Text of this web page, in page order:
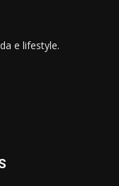
e lifestyle.